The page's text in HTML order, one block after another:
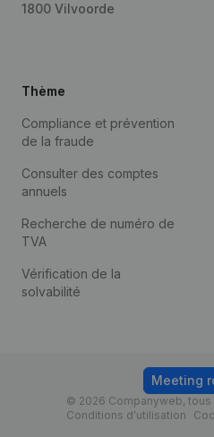
1800 Vilvoorde
Thème
Compliance et prévention
de la fraude
Consulter des comptes
annuels
Recherche de numéro de
TVA
Vérification de la
solvabilité
© 2026 Companyweb,
Conditions d'utilisation
Meeting